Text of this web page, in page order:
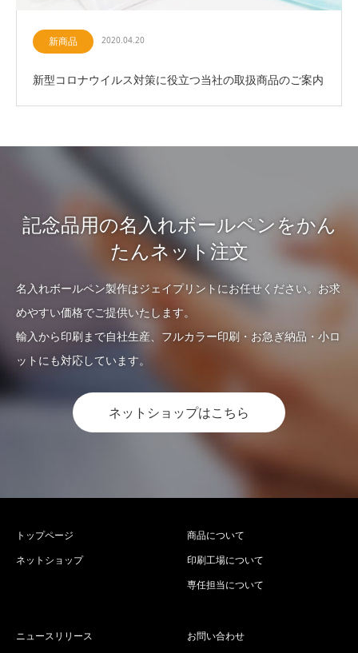
新商品 2020.04.20
新型コロナウイルス対策に役立つ当社の取扱商品のご案内
記念品用の名入れボールペンをかん
たんネット注文
名入れボールペン製作はジェイプリントにお任せください。お求
めやすい価格でご提供いたします。
輸入から印刷まで自社生産、フルカラー印刷・お急ぎ納品・小ロ
ットにも対応しています。
ネットショップはこちら
トップページ
ネットショップ
商品について
印刷工場について
専任担当について
ニュースリリース お問い合わせ